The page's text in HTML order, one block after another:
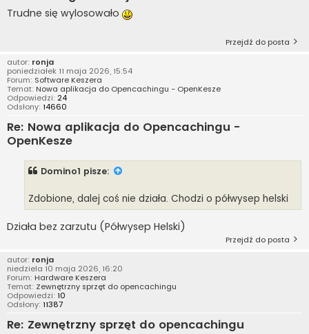
Trudne się wylosowało
Przejdź do posta
autor: ronja
poniedziałek 11 maja 2026, 15:54
Forum: Software Keszera
Temat: Nowa aplikacja do Opencachingu - OpenKesze
Odpowiedzi: 24
Odsłony: 14660
Re: Nowa aplikacja do Opencachingu -
OpenKesze
Domino1 pisze:
Zdobione, dalej coś nie działa. Chodzi o półwysep helski
Działa bez zarzutu (Półwysep Helski)
Przejdź do posta
autor: ronja
niedziela 10 maja 2026, 16:20
Forum: Hardware Keszera
Temat: Zewnętrzny sprzęt do opencachingu
Odpowiedzi: 10
Odsłony: 11387
Re: Zewnętrzny sprzęt do opencachingu